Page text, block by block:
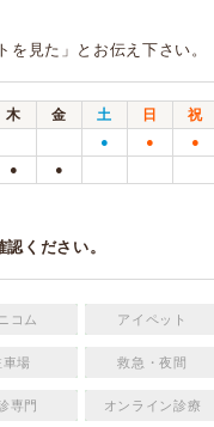
見た」とお伝え下さい。
木 金 土 日
祝
● ● ●
● ●
ください。
コム アイペット
車場 救急・夜間
専門 オンライン診療